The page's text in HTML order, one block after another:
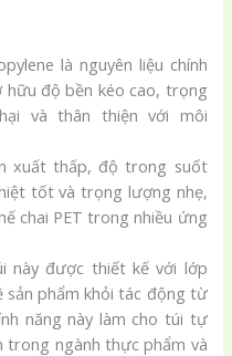
là nguyên liệu chính
hữu độ bền kéo cao, trọng
và thân thiện với môi
xuất thấp, độ trong suốt
tốt và trọng lượng nhẹ,
chai PET trong nhiều ứng
này được thiết kế với lớp
sản phẩm khỏi tác động từ
năng này làm cho túi tự
trong ngành thực phẩm và